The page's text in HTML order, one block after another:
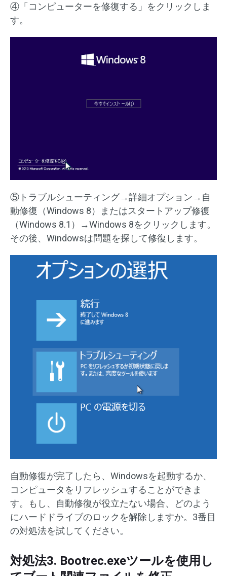
④「コンピューターを修復する」をクリックしま
す。
⑤トラブルシューティング→詳細オプション→自
動修復（Windows 8）またはスタートアップ修復
（Windows 8.1）→Windows 8をクリックします。
その後、Windowsは問題を探して修復します。
自動修復が完了したら、Windowsを起動するか、
コンピュータをリフレッシュすることができま
す。もし、自動修復が役立たない場合、どのよう
にハードドライブのロックを解除しますか。3番目
の対処法を試してください。
対処法3. Bootrec.exeツールを使用し